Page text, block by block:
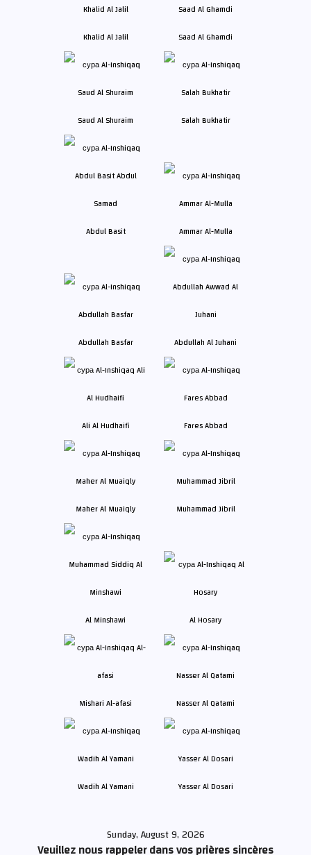
Khalid Al Jalil Saad Al Ghamdi
Saud Al Shuraim Salah Bukhatir
Abdul Basit Ammar Al-Mulla
Abdullah Basfar Abdullah Al Juhani
Ali Al Hudhaifi Fares Abbad
Maher Al Muaiqly Muhammad Jibril
Al Minshawi Al Hosary
Mishari Al-afasi Nasser Al Qatami
Wadih Al Yamani Yasser Al Dosari
Sunday, August 9, 2026
Veuillez nous rappeler dans vos prières sincères